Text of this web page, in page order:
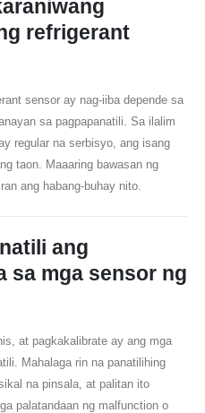
refrigerant
sensor ay nag-iiba depende sa
sa pagpapanatili. Sa ilalim
regular na serbisyo, ang isang
taon. Maaaring bawasan ng
ang habang-buhay nito.
ang
sa mga sensor ng
at pagkakalibrate ay ang mga
Mahalaga rin na panatilihing
na pinsala, at palitan ito
palatandaan ng malfunction o
High-Tech Zone, Zhengzhou